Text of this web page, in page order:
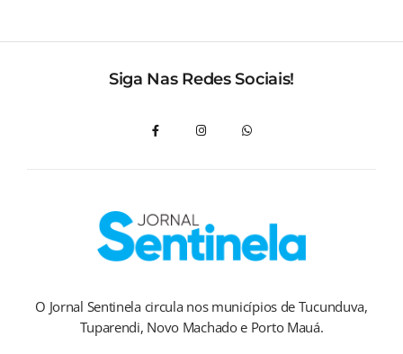
Siga Nas Redes Sociais!
O Jornal Sentinela circula nos municípios de Tucunduva,
Tuparendi, Novo Machado e Porto Mauá.